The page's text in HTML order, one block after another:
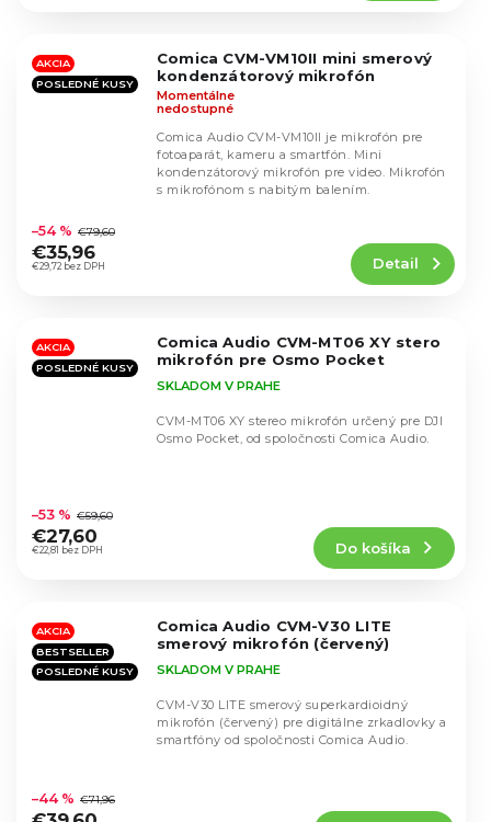
hviezdičiek.
AKCIA
POSLEDNÉ KUSY
Comica CVM-VM10II mini smerový
kondenzátorový mikrofón
hodnotenie
produktu
je
hviezdičiek.
Momentálne
nedostupné
€29,72 bez DPH
–54 % €79,60
€35,96 Detail
Comica Audio CVM-VM10II je mikrofón pre
fotoaparát, kameru a smartfón. Mini
kondenzátorový mikrofón pre video. Mikrofón
s mikrofónom s nabitým balením.
AKCIA
POSLEDNÉ KUSY
Comica Audio CVM-MT06 XY stero
mikrofón pre Osmo Pocket
hodnotenie
produktu
je
hviezdičiek.
SKLADOM V PRAHE
€22,81 bez DPH
–53 % €59,60
€27,60
Do košíka
CVM-MT06 XY stereo mikrofón určený pre DJI
Osmo Pocket, od spoločnosti Comica Audio.
AKCIA
BESTSELLER
POSLEDNÉ KUSY
Comica Audio CVM-V30 LITE
smerový mikrofón (červený)
hodnotenie
produktu
SKLADOM V PRAHE
–44 % €71,96
CVM-V30 LITE smerový superkardioidný
mikrofón (červený) pre digitálne zrkadlovky a
smartfóny od spoločnosti Comica Audio.